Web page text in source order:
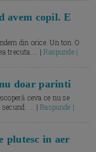
avem copil. E
din orice. Un ton. O
trecuta.... |Raspunde |
doar parinti
ceva ce nu se
secund. ... |Raspunde |
plutesc in aer